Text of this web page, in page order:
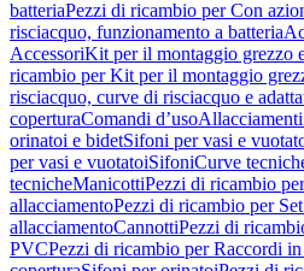
batteriaPezzi di ricambio per Con
risciacquo, funzionamento a batteria
AccessoriKit per il montaggio grezzo
ricambio per Kit per il montaggio
risciacquo, curve di risciacquo e
coperturaComandi d’uso
orinatoi e bidetSifoni per vasi e
per vasi e vuotatoiSifoniCurve
tecnicheManicottiPezzi di ricambio
allacciamentoPezzi di ricambio per
allacciamentoCannottiPezzi di
PVCPezzi di ricambio per Raccordi